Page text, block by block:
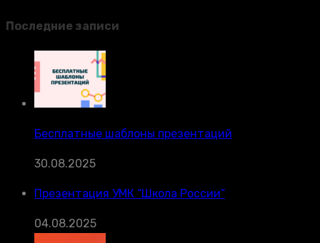
Последние записи
Бесплатные шаблоны презентаций
30.08.2025
Презентация УМК “Школа России”
04.08.2025